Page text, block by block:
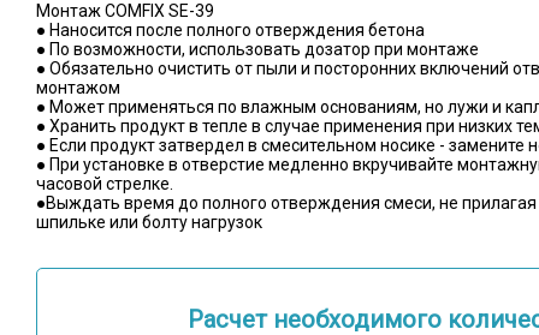
Монтаж COMFIX SE-39
● Наносится после полного отверждения бетона
● По возможности, использовать дозатор при монтаже
● Обязательно очистить от пыли и посторонних включений
монтажом
● Может применяться по влажным основаниям, но лужи и
● Хранить продукт в тепле в случае применения при низких
● Если продукт затвердел в смесительном носике - замените
● При установке в отверстие медленно вкручивайте
часовой стрелке.
●Выждать время до полного отверждения смеси, не прилагая
шпильке или болту нагрузок
Расчет необходимого